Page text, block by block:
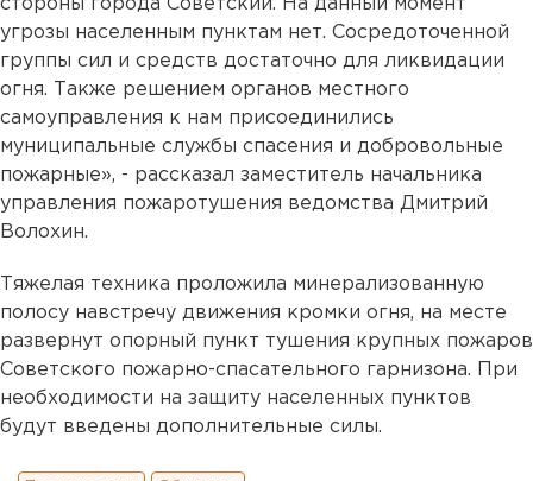
стороны города Советский. На данный момент
угрозы населенным пунктам нет. Сосредоточенной
группы сил и средств достаточно для ликвидации
огня. Также решением органов местного
самоуправления к нам присоединились
муниципальные службы спасения и добровольные
пожарные», - рассказал заместитель начальника
управления пожаротушения ведомства Дмитрий
Волохин.
Тяжелая техника проложила минерализованную
полосу навстречу движения кромки огня, на месте
развернут опорный пункт тушения крупных пожаров
Советского пожарно-спасательного гарнизона. При
необходимости на защиту населенных пунктов
будут введены дополнительные силы.